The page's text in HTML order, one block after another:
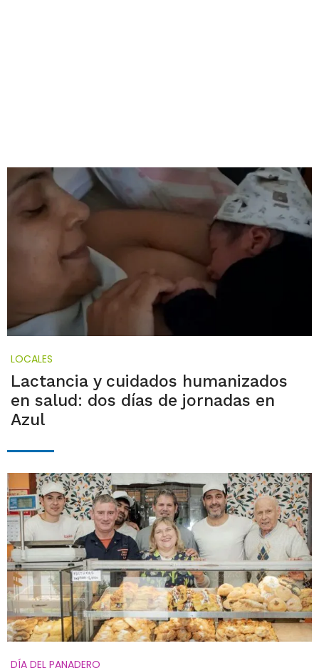
LOCALES
Lactancia y cuidados humanizados
en salud: dos días de jornadas en
Azul
DÍA DEL PANADERO